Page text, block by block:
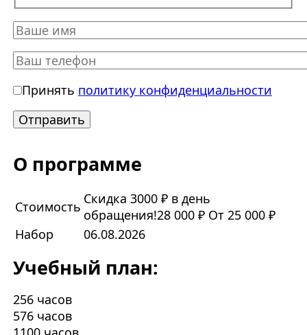
Принять политику конфиденциальности
О программе
Стоимость Скидка 3000 ₽ в день
обращения!28 000 ₽ От 25 000 ₽
Набор
06.08.2026
Учебный план:
256 часов
576 часов